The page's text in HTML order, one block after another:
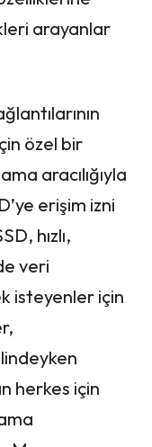
arayanlar
özel bir
aracılığıyla
erişim izni
hızlı,
veri
isteyenler için
herkes için